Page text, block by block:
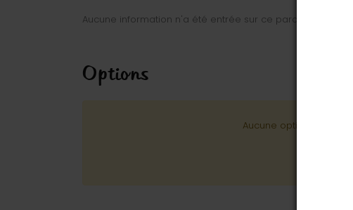
Aucune information n'a été entrée sur ce parc.
Options
Aucune option n'a été